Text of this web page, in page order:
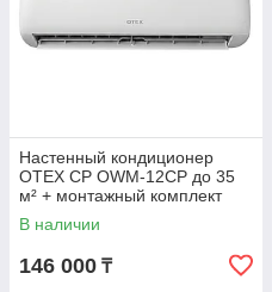
Настенный кондиционер
OTEX CP OWM-12CP до 35
м² + монтажный комплект
В наличии
146 000 ₸